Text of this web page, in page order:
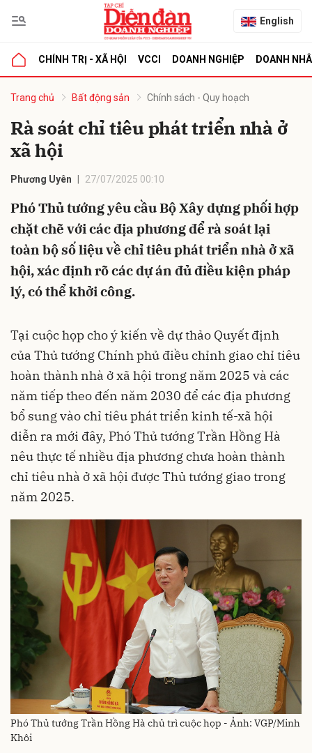
English
CHÍNH TRỊ - XÃ HỘI VCCI DOANH NGHIỆP DOANH
Trang chủ Bất động sản Chính sách - Quy hoạch
Rà soát chỉ tiêu phát triển nhà ở
xã hội
Phương Uyên 27/07/2025 00:10
Phó Thủ tướng yêu cầu Bộ Xây dựng phối hợp
chặt chẽ với các địa phương để rà soát lại
toàn bộ số liệu về chỉ tiêu phát triển nhà ở xã
hội, xác định rõ các dự án đủ điều kiện pháp
lý, có thể khởi công.
Tại cuộc họp cho ý kiến về dự thảo Quyết định
của Thủ tướng Chính phủ điều chỉnh giao chỉ tiêu
hoàn thành nhà ở xã hội trong năm 2025 và các
năm tiếp theo đến năm 2030 để các địa phương
bổ sung vào chỉ tiêu phát triển kinh tế-xã hội
diễn ra mới đây, Phó Thủ tướng Trần Hồng Hà
nêu thực tế nhiều địa phương chưa hoàn thành
chỉ tiêu nhà ở xã hội được Thủ tướng giao trong
năm 2025.
Phó Thủ tướng Trần Hồng Hà chủ trì cuộc họp - Ảnh: VGP/Minh
Khôi
luận
Hủy